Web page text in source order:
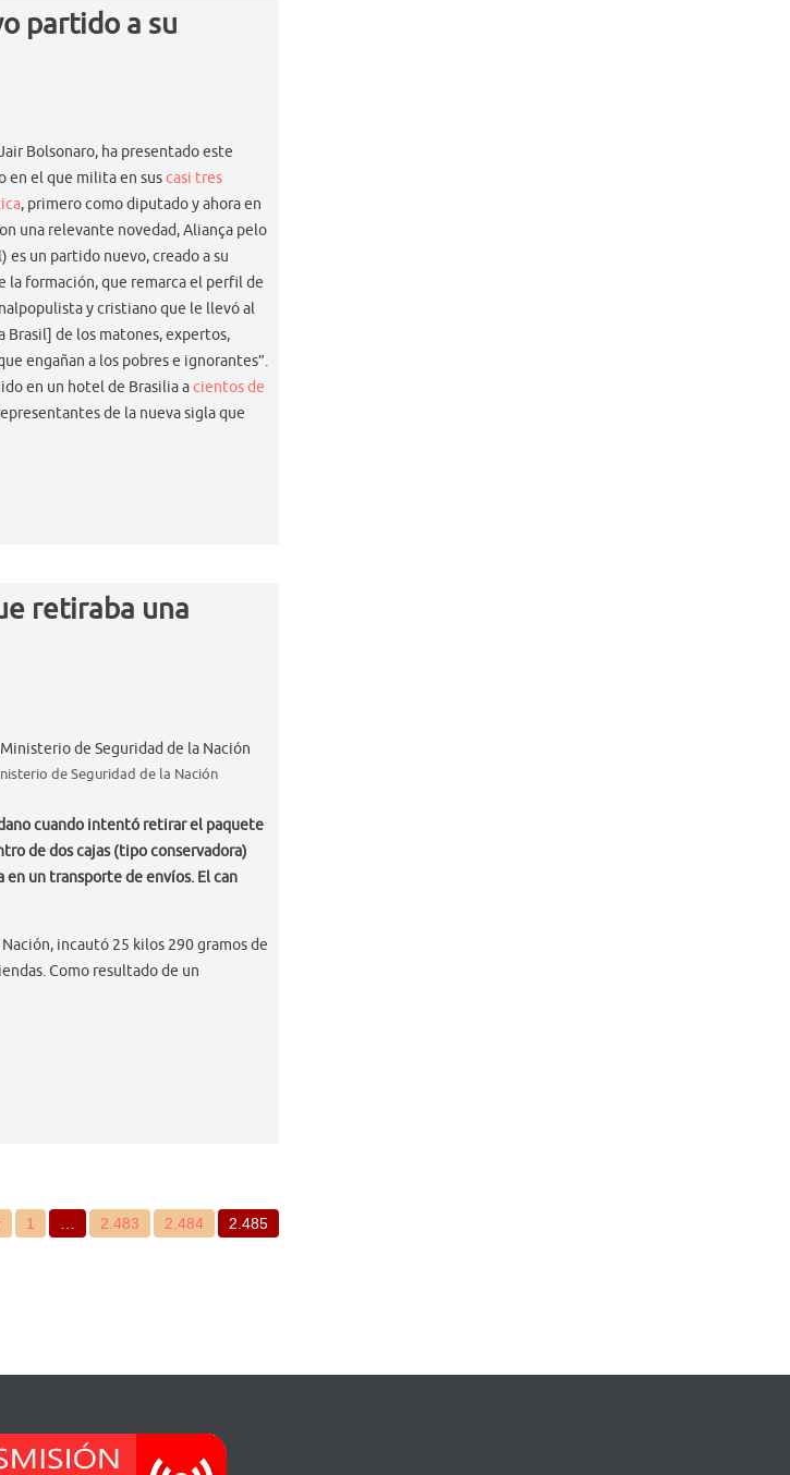
partido a su
Bolsonaro, ha presentado este
en el que milita en suscasi tres
, primero como diputado y ahora en
una relevante novedad, Aliança pelo
es un partido nuevo, creado a su
la formación, que remarca el perfil de
y cristiano que le llevó al
Brasil] de los matones, expertos,
engañan a los pobres e ignorantes”.
en un hotel de Brasilia acientos de
de la nueva sigla que
retiraba una
de Seguridad de la Nación
cuando intentó retirar el paquete
de dos cajas (tipo conservadora)
un transporte de envíos. El can
incautó 25 kilos 290 gramos de
Como resultado de un
1 2.483 2.484 2.485